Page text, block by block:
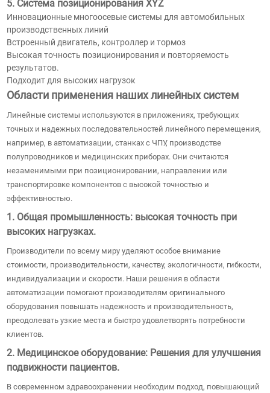
5. Система позиционирования XYZ
Инновационные многоосевые системы для автомобильных
производственных линий
Встроенный двигатель, контроллер и тормоз
Высокая точность позиционирования и повторяемость
результатов.
Подходит для высоких нагрузок
Области применения наших линейных систем
Линейные системы используются в приложениях, требующих
точных и надежных последовательностей линейного перемещения,
например, в автоматизации, станках с ЧПУ, производстве
полупроводников и медицинских приборах. Они считаются
незаменимыми при позиционировании, направлении или
транспортировке компонентов с высокой точностью и
эффективностью.
1. Общая промышленность: высокая точность при
высоких нагрузках.
Производители по всему миру уделяют особое внимание
стоимости, производительности, качеству, экологичности, гибкости,
индивидуализации и скорости. Наши решения в области
автоматизации помогают производителям оригинального
оборудования повышать надежность и производительность,
преодолевать узкие места и быстро удовлетворять потребности
клиентов.
2. Медицинское оборудование: Решения для улучшения
подвижности пациентов.
В современном здравоохранении необходим подход, повышающий